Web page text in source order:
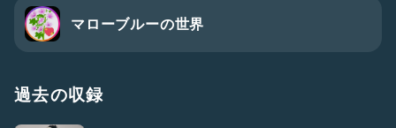
マローブルーの世界
過去の収録